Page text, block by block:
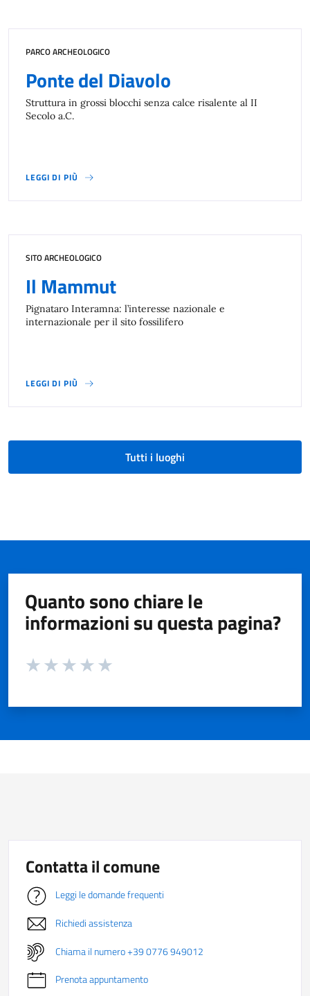
PARCO ARCHEOLOGICO
Ponte del Diavolo
Struttura in grossi blocchi senza calce risalente al II
Secolo a.C.
LEGGI DI PIÙ
SITO ARCHEOLOGICO
Il Mammut
Pignataro Interamna: l’interesse nazionale e
internazionale per il sito fossilifero
LEGGI DI PIÙ
Tutti i luoghi
Quanto sono chiare le
informazioni su questa pagina?
Valuta da 1 a 5 stelle la pagina
Contatta il comune
Leggi le domande frequenti
Richiedi assistenza
Chiama il numero +39 0776 949012
Prenota appuntamento